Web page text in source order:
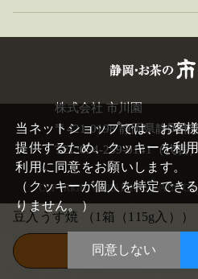
豆入うす焼 （1箱（115g入））
この商品を買い
株式会社 市川園
〒421-0198 静岡県静岡市
TEL:054-259-0141（代表
COPYRIGHT©2026 ICHIKAWAEN.
当ネットショップでは、お客
提供するため、クッキーを利
利用に同意をお願いします。
（クッキーが個人を特定でき
りません。）
同意しない